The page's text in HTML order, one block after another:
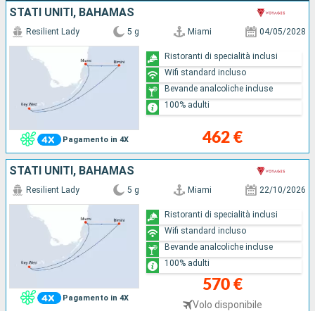
STATI UNITI, BAHAMAS
Pagamento in 4X
Resilient Lady 5 g Miami 04/05/2028
462 €
Ristoranti di specialità inclusi
Wifi standard incluso
Bevande analcoliche incluse
100% adulti
STATI UNITI, BAHAMAS
Pagamento in 4X
Resilient Lady 5 g Miami 22/10/2026
570 €
Volo disponibile
Ristoranti di specialità inclusi
Wifi standard incluso
Bevande analcoliche incluse
100% adulti